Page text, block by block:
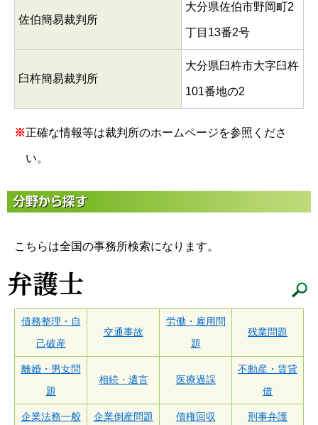
佐伯簡易裁判所
大分県佐伯市野岡町2
丁目13番2号
臼杵簡易裁判所
大分県臼杵市大字臼杵
101番地の2
※正確な情報等は裁判所のホームページを参照くださ
い。
こちらは全国の事務所検索になります。
債務整理・自
己破産
交通事故
労働・雇用問
題
残業問題
離婚・男女問
題
相続・遺言 医療過誤
不動産・賃貸
借
企業法務一般 企業倒産問題 債権回収 刑事弁護